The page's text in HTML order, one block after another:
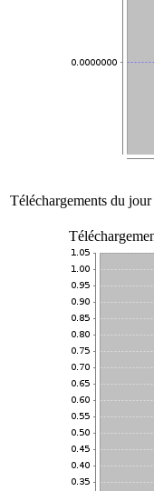
Téléchargements du